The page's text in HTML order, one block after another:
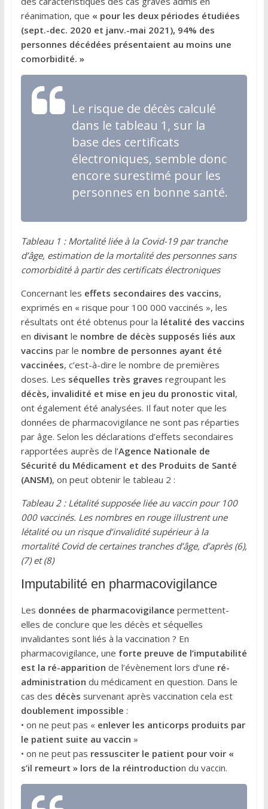
réanimation, que « pour les deux périodes étudiées
(sept.-dec. 2020 et janv.-mai 2021), 94% des
personnes décédées présentaient au moins une
comorbidité. »
Le risque de décès calculé
dans le tableau 1, sur la
base des certificats
électroniques, semble donc
encore surestimé pour les
personnes en bonne santé.
Tableau 1 : Mortalité liée à la Covid-19 par tranche
d’âge, estimation de la mortalité des personnes sans
comorbidité à partir des certificats électroniques
Concernant les effets secondaires des vaccins,
exprimés en « risque pour 100 000 vaccinés », les
résultats ont été obtenus pour la létalité des vaccins
en divisant le nombre de décès supposés liés aux
vaccins par le nombre de personnes ayant été
vaccinées, c’est-à-dire le nombre de premières
doses. Les séquelles très graves regroupant les
décès, invalidité et mise en jeu du pronostic vital,
ont également été analysées. Il faut noter que les
données de pharmacovigilance ne sont pas réparties
par âge. Selon les déclarations d’effets secondaires
rapportées auprès de l’Agence Nationale de
Sécurité du Médicament et des Produits de Santé
(ANSM), on peut obtenir le tableau 2 :
Tableau 2 : Létalité supposée liée au vaccin pour 100
000 vaccinés. Les nombres en rouge illustrent une
létalité ou un risque d’invalidité supérieur à la
mortalité Covid de certaines tranches d’âge, d’après (6),
(7) et (8)
Imputabilité en pharmacovigilance
Les données de pharmacovigilance permettent-
elles de conclure que les décès et séquelles
invalidantes sont liés à la vaccination ? En
pharmacovigilance, une forte preuve de l’imputabilité
est la ré-apparition de l’évènement lors d’une ré-
administration du médicament en question. Dans le
cas des décès survenant après vaccination cela est
doublement impossible :
• on ne peut pas « enlever les anticorps produits par
le patient suite au vaccin »
• on ne peut pas ressusciter le patient pour voir «
s’il remeurt » lors de la réintroduction du vaccin.